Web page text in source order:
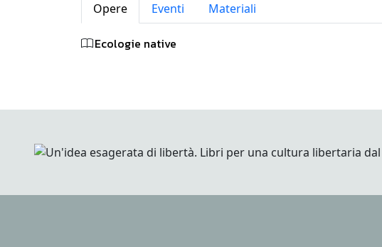
Opere Eventi Materiali
Ecologie native